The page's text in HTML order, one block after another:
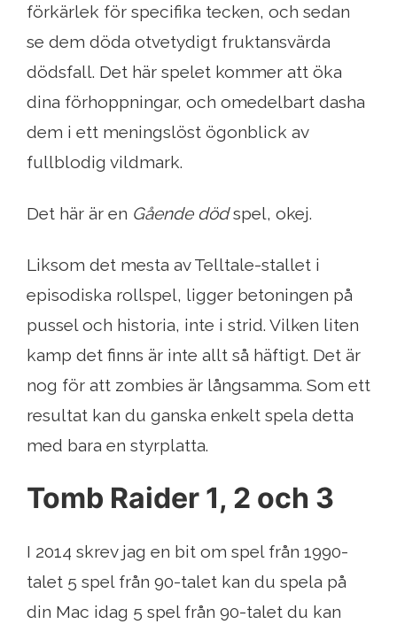
förkärlek för specifika tecken, och sedan
se dem döda otvetydigt fruktansvärda
dödsfall. Det här spelet kommer att öka
dina förhoppningar, och omedelbart dasha
dem i ett meningslöst ögonblick av
fullblodig vildmark.
Det här är en Gående dödspel, okej.
Liksom det mesta av Telltale-stallet i
episodiska rollspel, ligger betoningen på
pussel och historia, inte i strid. Vilken liten
kamp det finns är inte allt så häftigt. Det är
nog för att zombies är långsamma. Som ett
resultat kan du ganska enkelt spela detta
med bara en styrplatta.
Tomb Raider 1, 2 och 3
I 2014 skrev jag en bit om spel från 1990-
talet 5 spel från 90-talet kan du spela på
din Mac idag 5 spel från 90-talet du kan